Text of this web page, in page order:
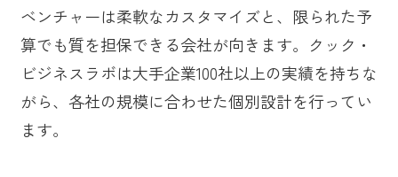
ベンチャーは柔軟なカスタマイズと、限られた予
算でも質を担保できる会社が向きます。クック・
ビジネスラボは大手企業100社以上の実績を持ちな
がら、各社の規模に合わせた個別設計を行ってい
ます。